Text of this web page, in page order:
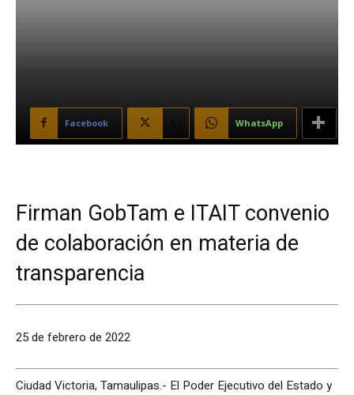
Facebook WhatsApp
Firman GobTam e ITAIT convenio
de colaboración en materia de
transparencia
25 de febrero de 2022
Ciudad Victoria, Tamaulipas.- El Poder Ejecutivo del Estado y